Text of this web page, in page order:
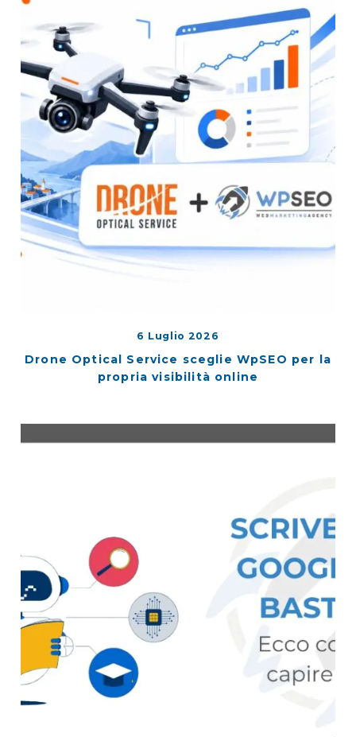
6 Luglio 2026
Drone Optical Service sceglie WpSEO per la
propria visibilità online